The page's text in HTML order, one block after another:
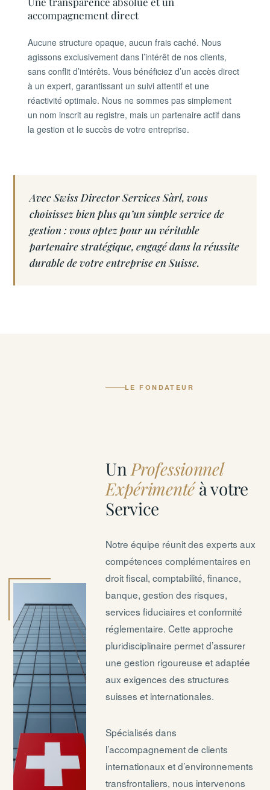
accompagnement direct
Aucune structure opaque, aucun frais caché. Nous
agissons exclusivement dans l’intérêt de nos clients,
sans conflit d’intérêts. Vous bénéficiez d’un accès direct
à un expert, garantissant un suivi attentif et une
réactivité optimale. Nous ne sommes pas simplement
un nom inscrit au registre, mais un partenaire actif dans
la gestion et le succès de votre entreprise.
Avec Swiss Director Services Sàrl, vous
choisissez bien plus qu’un simple service de
gestion : vous optez pour un véritable
partenaire stratégique, engagé dans la réussite
durable de votre entreprise en Suisse.
LE FONDATEUR
Un Professionnel
Expérimentéà votre
Service
Notre équipe réunit des experts aux
compétences complémentaires en
droit fiscal, comptabilité, finance,
banque, gestion des risques,
services fiduciaires et conformité
réglementaire. Cette approche
pluridisciplinaire permet d’assurer
une gestion rigoureuse et adaptée
aux exigences des structures
suisses et internationales.
Spécialisés dans
l’accompagnement de clients
internationaux et d’environnements
transfrontaliers, nous intervenons